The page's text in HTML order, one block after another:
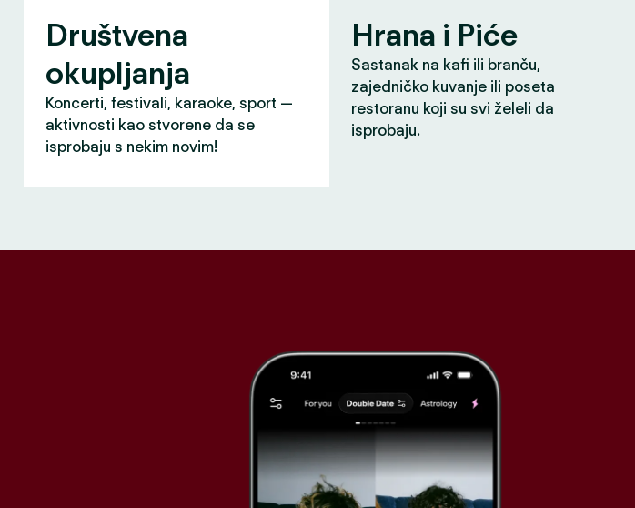
Društvena
okupljanja
Koncerti, festivali, karaoke, sport —
aktivnosti kao stvorene da se
isprobaju s nekim novim!
Hrana i Piće
Sastanak na kafi ili branču,
zajedničko kuvanje ili poseta
restoranu koji su svi želeli da
isprobaju.